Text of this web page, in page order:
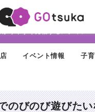
近どんどん進化する街「大塚
イベント情報 子
のびのび遊びた